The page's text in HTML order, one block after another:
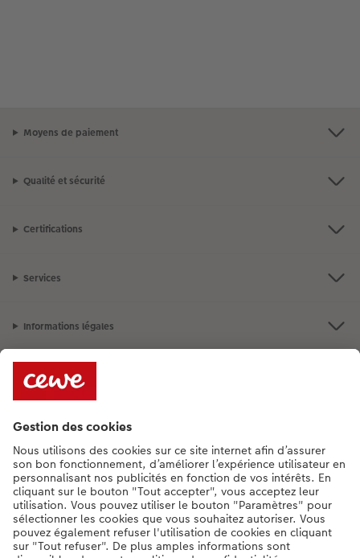
Moyens de paiement
Qualité et sécurité
Certifications
Services
Informations légales
Assortiment
Besoin d'aide ou d'un conseil pour créer votre produit ?+352 27397723
[Lu-Ve : 9:00 - 20:00h | Sa : 9.00 - 17:00h | Di : 12.00 - 16:00h]
FR|DE| EN